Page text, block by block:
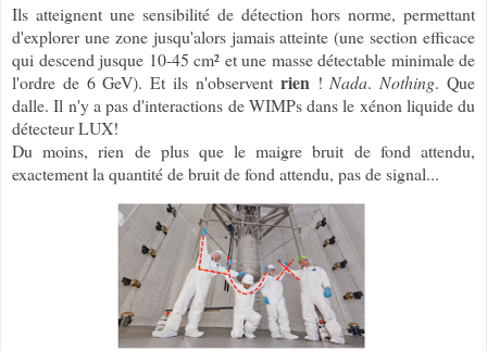
Ils atteignent une sensibilité de détection hors norme, permettant
d'explorer une zone jusqu'alors jamais atteinte (une section efficace
qui descend jusque 10-45 cm² et une masse détectable minimale de
l'ordre de 6 GeV). Et ils n'observent rien ! Nada. Nothing. Que
dalle. Il n'y a pas d'interactions de WIMPs dans le xénon liquide du
détecteur LUX!
Du moins, rien de plus que le maigre bruit de fond attendu,
exactement la quantité de bruit de fond attendu, pas de signal...